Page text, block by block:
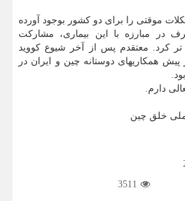
شیوع كووید ۱۹ مشكلات موقتی را برای دو كشور بوجود آورده
در مبارزه با این بیماری، مشاركت
تر كرد. معتقدم پس از آخر شیوع كووید
پیش همكاریهای دوستانه چین و ایران در
دارم.
ملی خلق چین
3511